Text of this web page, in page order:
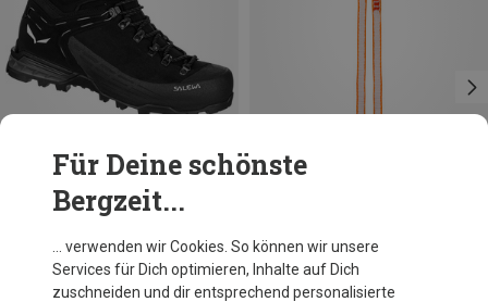
Du sparst 34%
Skylotec
Looper UL Evo Bandschlinge
CHF 11.20
Für Deine schönste
Bergzeit...
… verwenden wir Cookies. So können wir unsere
Services für Dich optimieren, Inhalte auf Dich
zuschneiden und dir entsprechend personalisierte